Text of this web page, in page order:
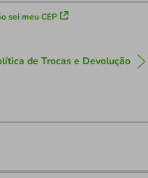
sei meu CEP
de Trocas e Devolução